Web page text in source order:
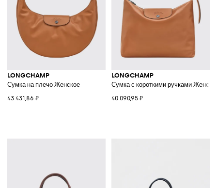
LONGCHAMP
Сумка на плечо Женское
43 431,86 ₽
LONGCHAMP
Сумка с короткими ручками
40 090,95 ₽